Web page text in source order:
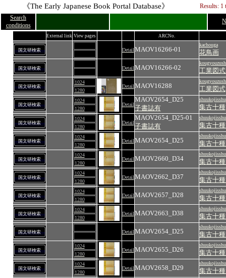
《The Early Japanese Book Portal Database》
Results: 1
Search
conditions
External link View pages ARCNo.
国文研検索 DetailMAOV16266-01
kachouga
花鳥画
国文研検索 DetailMAOV16266-02 工業図
国文研検索
1024
1280
DetailMAOV16288 工業図式
国文研検索
1024
1280
Detail
MAOV2654_D25
子書誌有
shuukojisshu
集古十種
国文研検索
1024
1280
Detail
MAOV2654_D25-01
子書誌有
集古十
国文研検索
1024
1280
DetailMAOV2654_D25 集古十
国文研検索
1024
1280
DetailMAOV2660_D34 集古十
国文研検索
1024
1280
DetailMAOV2662_D37 集古十
国文研検索
1024
1280
DetailMAOV2657_D28 集古十
国文研検索
1024
1280
DetailMAOV2663_D38 集古十
国文研検索 DetailMAOV2654_D25 集古十
国文研検索
1024
1280
DetailMAOV2655_D26 集古十
国文研検索
1024
1280
DetailMAOV2658_D29 集古十